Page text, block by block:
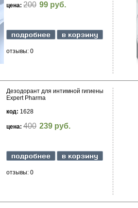
цена: 200 99 руб.
отзывы: 0
Дезодорант для интимной гигиены
Expert Pharma
код: 1628
цена: 400 239 руб.
отзывы: 0